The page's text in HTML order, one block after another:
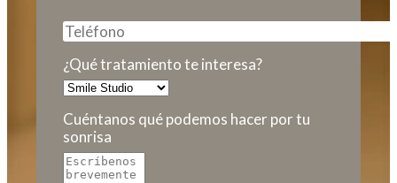
¿Qué tratamiento te interesa?
Cuéntanos qué podemos hacer por tu
sonrisa